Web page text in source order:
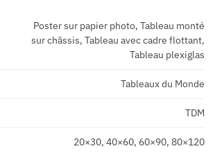
Poster sur papier photo, Tableau monté
sur châssis, Tableau avec cadre flottant,
Tableau plexiglas
Tableaux du Monde
TDM
20×30, 40×60, 60×90, 80×120